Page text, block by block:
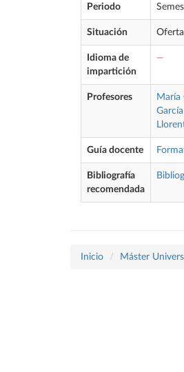
Periodo
Situación
Idioma de
impartición
—
Profesores María
Guía docente
Bibliografía
recomendada
Inicio Máster